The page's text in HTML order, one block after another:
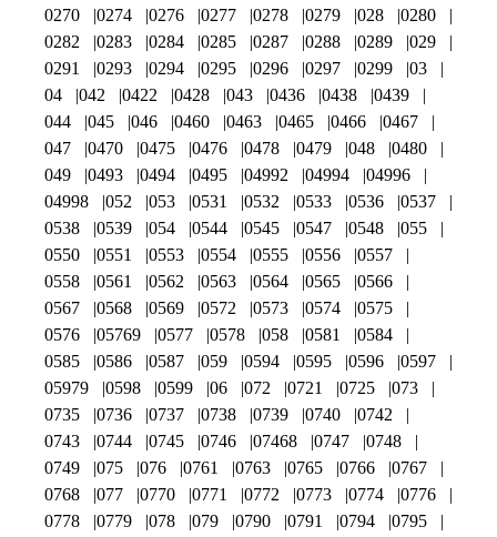
0270 0274 0276 0277 0278 0279 028
0280
0282
0283 0284 0285 0287 0288 0289
029
0291
0293 0294 0295 0296 0297 0299
03
04
042 0422 0428 043 0436 0438
0439
044
045 046 0460 0463 0465 0466
0467
047
0470 0475 0476 0478 0479 048
0480
049
0493 0494 0495 04992 04994
04996
04998
052 053 0531 0532 0533 0536
0537
0538
0539 054 0544 0545 0547 0548
055
0550
0551 0553 0554 0555 0556
0557
0558
0561 0562 0563 0564 0565
0566
0567
0568 0569 0572 0573 0574
0575
0576
05769 0577 0578 058 0581
0584
0585
0586 0587 059 0594 0595 0596
0597
05979
0598 0599 06 072 0721 0725
073
0735
0736 0737 0738 0739 0740
0742
0743
0744 0745 0746 07468 0747
0748
0749
075 076 0761 0763 0765 0766
0767
0768
077 0770 0771 0772 0773 0774
0776
0778
0779 078 079 0790 0791 0794
0795